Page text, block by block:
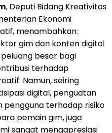
, Deputi Bidang Kreativitas
Ekonomi
menambahkan:
gim dan konten digital
besar bagi
terhadap
Namun, seiring
digital, penguatan
pengguna terhadap risiko
pemain gim, juga
sangat mengapresiasi